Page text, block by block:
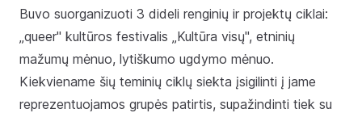
Buvo suorganizuoti 3 dideli renginių ir projektų ciklai:
„queer" kultūros festivalis „Kultūra visų", etninių
mažumų mėnuo, lytiškumo ugdymo mėnuo.
Kiekviename šių teminių ciklų siekta įsigilinti į jame
reprezentuojamos grupės patirtis, supažindinti tiek su